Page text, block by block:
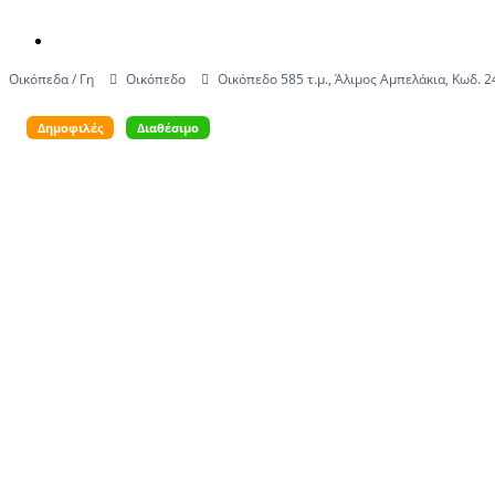
Οικόπεδα / Γη Οικόπεδο Οικόπεδο 585 τ.μ., Άλιμος Αμπελάκια, Κωδ.
Δημοφιλές Διαθέσιμο